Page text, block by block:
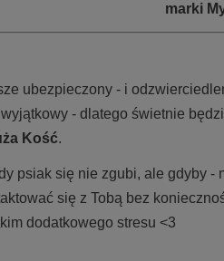
marki
ubezpieczony - i
- dlatego świetnie
Kość.
psiak się nie zgubi, ale gdyby
się z Tobą bez
dodatkowego stresu <3